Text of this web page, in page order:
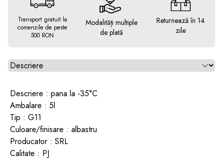
Transport gratuit la
comenzile de peste
500 RON
Modalități multiple
de plată
Returnează în 14
zile
Alegeti tab
Descriere : pana la -35°C
Ambalare : 5l
Tip : G11
Culoare/finisare : albastru
Producator : SRL
Calitate : PJ